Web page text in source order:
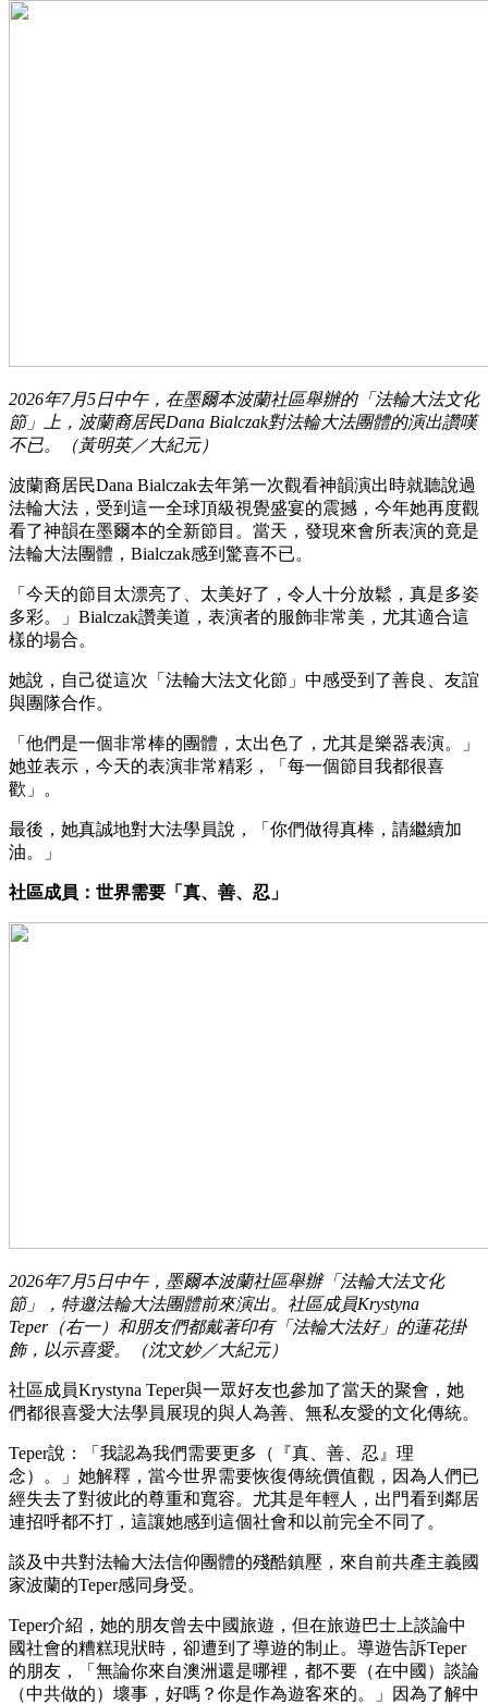
2026年7月5日中午，在墨爾本波蘭社區舉辦的「法輪大法文化
節」上，波蘭裔居民Dana Bialczak對法輪大法團體的演出讚嘆
不已。（黃明英／大紀元）
波蘭裔居民Dana Bialczak去年第一次觀看神韻演出時就聽說過
法輪大法，受到這一全球頂級視覺盛宴的震撼，今年她再度觀
看了神韻在墨爾本的全新節目。當天，發現來會所表演的竟是
法輪大法團體，Bialczak感到驚喜不已。
「今天的節目太漂亮了、太美好了，令人十分放鬆，真是多姿
多彩。」Bialczak讚美道，表演者的服飾非常美，尤其適合這
樣的場合。
她說，自己從這次「法輪大法文化節」中感受到了善良、友誼
與團隊合作。
「他們是一個非常棒的團體，太出色了，尤其是樂器表演。」
她並表示，今天的表演非常精彩，「每一個節目我都很喜
歡」。
最後，她真誠地對大法學員說，「你們做得真棒，請繼續加
油。」
社區成員：世界需要「真、善、忍」
2026年7月5日中午，墨爾本波蘭社區舉辦「法輪大法文化
節」，特邀法輪大法團體前來演出。社區成員Krystyna
Teper（右一）和朋友們都戴著印有「法輪大法好」的蓮花掛
飾，以示喜愛。（沈文妙／大紀元）
社區成員Krystyna Teper與一眾好友也參加了當天的聚會，她
們都很喜愛大法學員展現的與人為善、無私友愛的文化傳統。
Teper說：「我認為我們需要更多（『真、善、忍』理
念）。」她解釋，當今世界需要恢復傳統價值觀，因為人們已
經失去了對彼此的尊重和寬容。尤其是年輕人，出門看到鄰居
連招呼都不打，這讓她感到這個社會和以前完全不同了。
談及中共對法輪大法信仰團體的殘酷鎮壓，來自前共產主義國
家波蘭的Teper感同身受。
Teper介紹，她的朋友曾去中國旅遊，但在旅遊巴士上談論中
國社會的糟糕現狀時，卻遭到了導遊的制止。導遊告訴Teper
的朋友，「無論你來自澳洲還是哪裡，都不要（在中國）談論
（中共做的）壞事，好嗎？你是作為遊客來的。」因為了解中